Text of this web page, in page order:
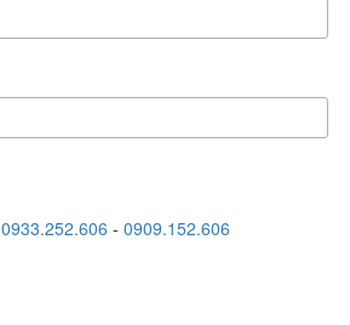
0933.252.606 - 0909.152.606